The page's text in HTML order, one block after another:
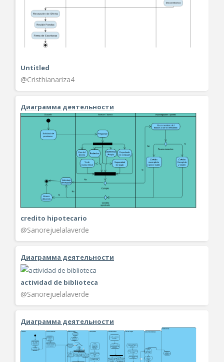
Untitled
@Cristhianariza4
Диаграмма деятельности
credito hipotecario
@Sanorejuelalaverde
Диаграмма деятельности
actividad de biblioteca
@Sanorejuelalaverde
Диаграмма деятельности